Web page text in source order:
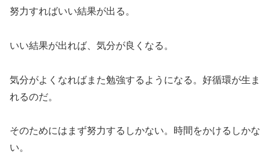
努力すればいい結果が出る。
いい結果が出れば、気分が良くなる。
気分がよくなればまた勉強するようになる。好循環が生ま
れるのだ。
そのためにはまず努力するしかない。時間をかけるしかな
い。